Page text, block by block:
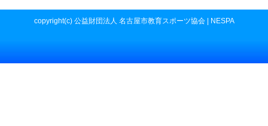
copyright(c) 公益財団法人 名古屋市教育スポーツ協会 | NESPA